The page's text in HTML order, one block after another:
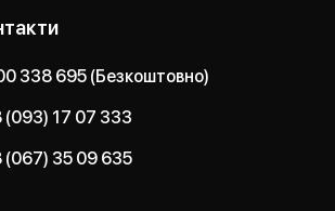
338 695 (Безкоштовно)
(093) 17 07 333
(067) 35 09 635